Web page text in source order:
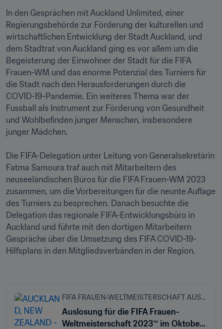
In den Gesprächen mit Auckland Unlimited, einer
Regierungsbehörde zur Förderung der kulturellen und
wirtschaftlichen Entwicklung der Stadt Auckland, und
dem Stadtrat von Auckland ging es vor allem um die
Begeisterung der Einwohner der Stadt für die FIFA
Frauen-WM und das enorme Potenzial des Turniers für
die Stadt nach den Herausforderungen durch die
COVID-19-Pandemie. Ein weiteres Thema war der
Fussball als Instrument zur Förderung von Gesundheit
und Wohlbefinden junger Menschen, insbesondere
junger Mädchen.
Die FIFA-Delegation unter Leitung von Generalsekretärin
Fatma Samoura traf auch mit Mitarbeitern des
neuseeländischen Büros für die FIFA Frauen-WM 2023
zusammen, um die Vorbereitungen für die neunte Auflage
des Turniers zu besprechen. Danach besuchte die
Delegation das regionale FIFA-Entwicklungsbüro in
Auckland und führte mit den dortigen Mitarbeitern
Gespräche über die Umsetzung des FIFA COVID-19-
Hilfsplans in den Mitgliedsverbänden in der Region.
FIFA FRAUEN-WELTMEISTERSCHAFT AUSTRALIEN & NEUSEELAND 2023™
Auslosung für die FIFA Frauen-
Weltmeisterschaft 2023™ im Oktober